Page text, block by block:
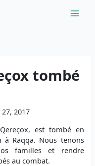
tombé
27, 2017
est tombé en
à Raqqa. Nous tenons
familles et rendre
au combat.